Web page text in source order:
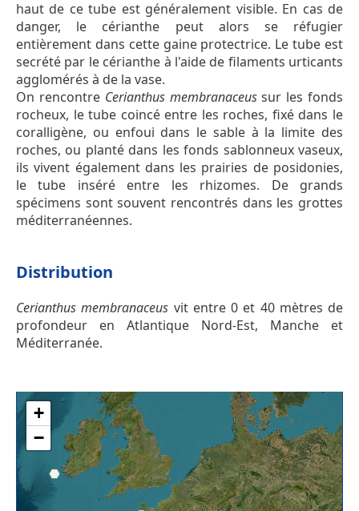
haut de ce tube est généralement visible. En cas de
danger, le cérianthe peut alors se réfugier
entièrement dans cette gaine protectrice. Le tube est
secrété par le cérianthe à l'aide de filaments urticants
agglomérés à de la vase.
On rencontre Cerianthus membranaceussur les fonds
rocheux, le tube coincé entre les roches, fixé dans le
coralligène, ou enfoui dans le sable à la limite des
roches, ou planté dans les fonds sablonneux vaseux,
ils vivent également dans les prairies de posidonies,
le tube inséré entre les rhizomes. De grands
spécimens sont souvent rencontrés dans les grottes
méditerranéennes.
Distribution
Cerianthus membranaceus vit entre 0 et 40 mètres de
profondeur en Atlantique Nord-Est, Manche et
Méditerranée.